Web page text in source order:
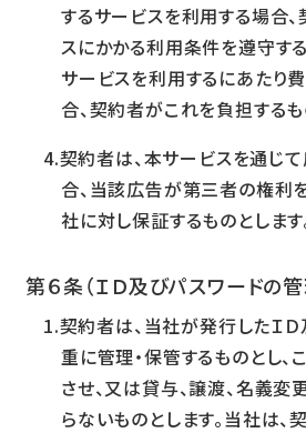
するサービスを利用する場合
スにかかる利用条件を遵守する
サービスを利用するにあたり
合、契約者がこれを負担するも
契約者は、本サービスを通じ
合、当該広告が第三者の権利
社に対し保証するものとします
第６条（ＩＤ及びパスワードの管
契約者は、当社が発行したＩ
重に管理・保管するものとし
させ、又は貸与、譲渡、名義変
らないものとします。当社は、